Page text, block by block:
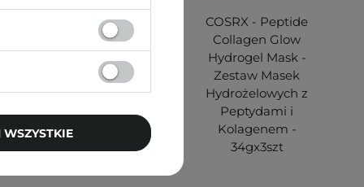
Innisfree - Special
Care Foot Mask -
Maska ​​do
Pielęgnacji Stóp z
Mocznikiem - 20ml
COSRX - Peptide
Collagen Glow
Hydrogel Mask -
Zestaw Masek
Hydrożelowych z
Peptydami i
Kolagenem -
34gx3szt